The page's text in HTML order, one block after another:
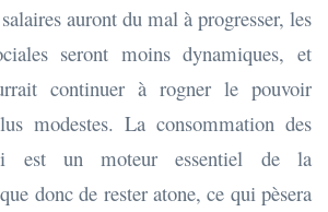
auront du mal à progresser, les
seront moins dynamiques, et
continuer à rogner le pouvoir
modestes. La consommation des
est un moteur essentiel de la
donc de rester atone, ce qui pèsera